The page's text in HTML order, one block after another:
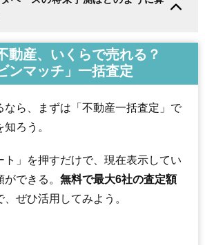
動産、いくらで売れる？
ンマッチ」一括査定
なら、まずは「不動産一括査定」で
ろう。
ト」を押すだけで、現在表示してい
できる。 無料で最大6社の査定額
、ぜひ活用してみよう。